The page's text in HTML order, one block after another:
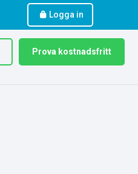
Logga in
Prova kostnadsfritt